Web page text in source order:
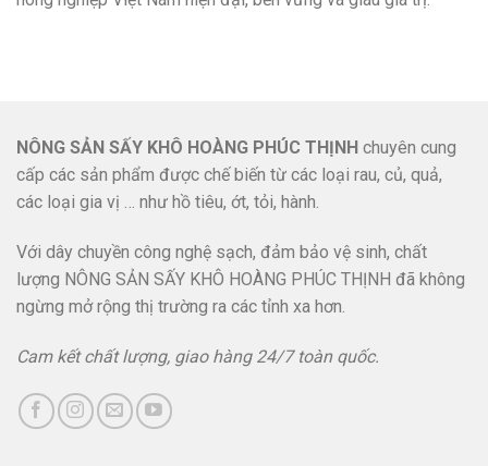
NÔNG SẢN SẤY KHÔ HOÀNG PHÚC THỊNH chuyên cung
cấp các sản phẩm được chế biến từ các loại rau, củ, quả,
các loại gia vị … như hồ tiêu, ớt, tỏi, hành.
Với dây chuyền công nghệ sạch, đảm bảo vệ sinh, chất
lượng NÔNG SẢN SẤY KHÔ HOÀNG PHÚC THỊNH đã không
ngừng mở rộng thị trường ra các tỉnh xa hơn.
Cam kết chất lượng, giao hàng 24/7 toàn quốc.